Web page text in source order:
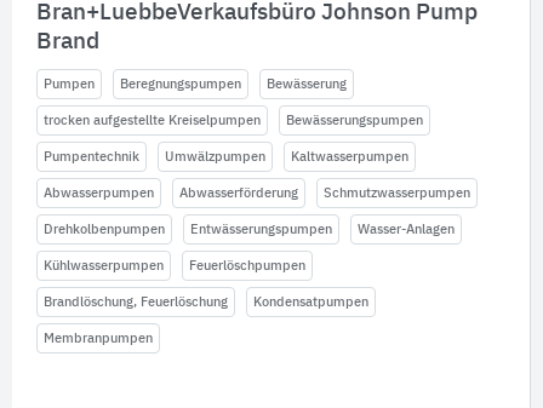
Bran+LuebbeVerkaufsbüro Johnson Pump
Brand
Pumpen Beregnungspumpen Bewässerung
trocken aufgestellte Kreiselpumpen Bewässerungspumpen
Pumpentechnik Umwälzpumpen Kaltwasserpumpen
Abwasserpumpen Abwasserförderung Schmutzwasserpumpen
Drehkolbenpumpen Entwässerungspumpen Wasser-Anlagen
Kühlwasserpumpen Feuerlöschpumpen
Brandlöschung, Feuerlöschung Kondensatpumpen
Membranpumpen